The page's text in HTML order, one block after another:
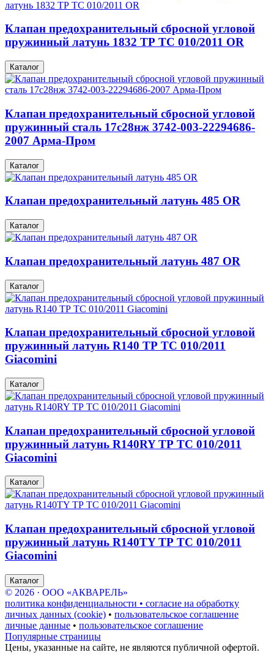
Клапан предохранительный сбросной угловой
пружинный латунь 1832 ТР ТС 010/2011 OR
Каталог
Клапан предохранительный сбросной угловой
пружинный сталь 17с28нж 3742-003-22294686-
2007 Арма-Пром
Каталог
Клапан предохранительный латунь 485 OR
Каталог
Клапан предохранительный латунь 487 OR
Каталог
Клапан предохранительный сбросной угловой
пружинный латунь R140 ТР ТС 010/2011
Giacomini
Каталог
Клапан предохранительный сбросной угловой
пружинный латунь R140RY ТР ТС 010/2011
Giacomini
Каталог
Клапан предохранительный сбросной угловой
пружинный латунь R140TY ТР ТС 010/2011
Giacomini
Каталог
© 2026 · ООО «АКВАРЕЛЬ»
политика конфиденциальности • согласие на обработку
личных данных (cookie) • пользовательское соглашение
личные данные • пользовательское соглашение
Популярные страницы
Цены, указанные на сайте, не являются публичной офертой.